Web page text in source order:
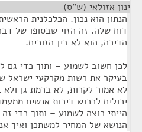
ינון אזולאי (ש"ס)
הנתון הוא נכון. הכלכלנית
דוח שלה. זה הזוי שבסופו של
הדירה, הוא לא בין הזוכים.
לכן חשוב לשמוע – ותוך כדי גם
בעיקר את רשות מקרקעי ישראל
לא אמור לקרות, לא ברמת גן
יכולים לרכוש דירות אנשים
הייתי רוצה לשמוע – ותוך כדי
הנושא של המחיר למשתכן ואיך